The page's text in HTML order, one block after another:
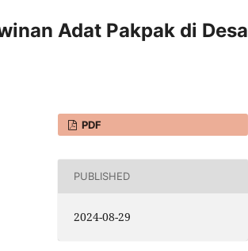
Adat Pakpak di Desa
PDF
PUBLISHED
2024-08-29